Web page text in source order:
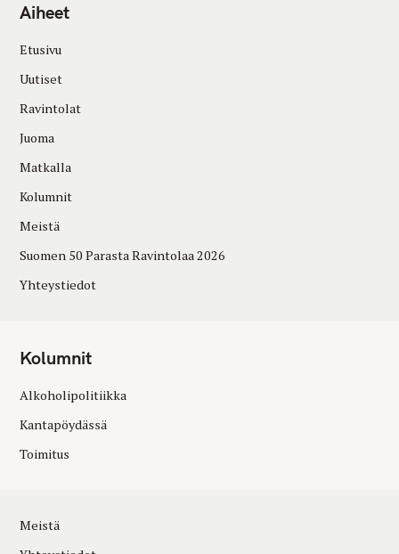
Aiheet
Etusivu
Uutiset
Ravintolat
Juoma
Matkalla
Kolumnit
Meistä
Suomen 50 Parasta Ravintolaa 2026
Yhteystiedot
Kolumnit
Alkoholipolitiikka
Kantapöydässä
Toimitus
Meistä